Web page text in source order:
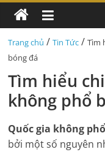
Trang chủ /Tin Tức /Tìm
bóng đá
Tìm hiểu
không phổ
Quốc gia không
bởi một số nguyên